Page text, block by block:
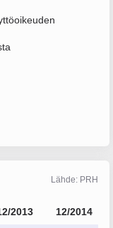
Lähde: PRH
2013 12/2014